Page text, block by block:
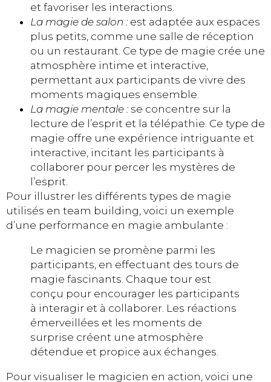
et favoriser les interactions.
La magie de salon : est adaptée aux espaces
plus petits, comme une salle de réception
ou un restaurant. Ce type de magie crée une
atmosphère intime et interactive,
permettant aux participants de vivre des
moments magiques ensemble.
La magie mentale : se concentre sur la
lecture de l’esprit et la télépathie. Ce type de
magie offre une expérience intriguante et
interactive, incitant les participants à
collaborer pour percer les mystères de
l’esprit.
Pour illustrer les différents types de magie
utilisés en team building, voici un exemple
d’une performance en magie ambulante :
Le magicien se promène parmi les
participants, en effectuant des tours de
magie fascinants. Chaque tour est
conçu pour encourager les participants
à interagir et à collaborer. Les réactions
émerveillées et les moments de
surprise créent une atmosphère
détendue et propice aux échanges.
Pour visualiser le magicien en action, voici une